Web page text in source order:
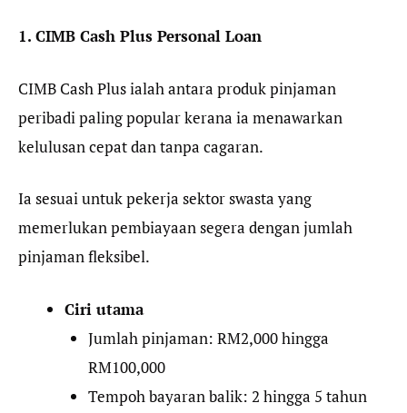
1. CIMB Cash Plus Personal Loan
CIMB Cash Plus ialah antara produk pinjaman
peribadi paling popular kerana ia menawarkan
kelulusan cepat dan tanpa cagaran.
Ia sesuai untuk pekerja sektor swasta yang
memerlukan pembiayaan segera dengan jumlah
pinjaman fleksibel.
Ciri utama
Jumlah pinjaman: RM2,000 hingga
RM100,000
Tempoh bayaran balik: 2 hingga 5 tahun